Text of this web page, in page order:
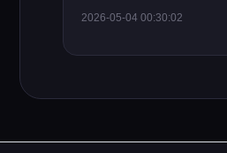
2026-05-04 00:30:02